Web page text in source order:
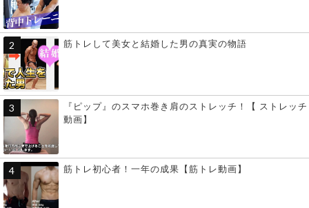
筋トレして美女と結婚した男の真実の物語
『ピップ』のスマホ巻き肩のストレッチ！【 ストレッチ
動画】
筋トレ初心者！一年の成果【筋トレ動画】